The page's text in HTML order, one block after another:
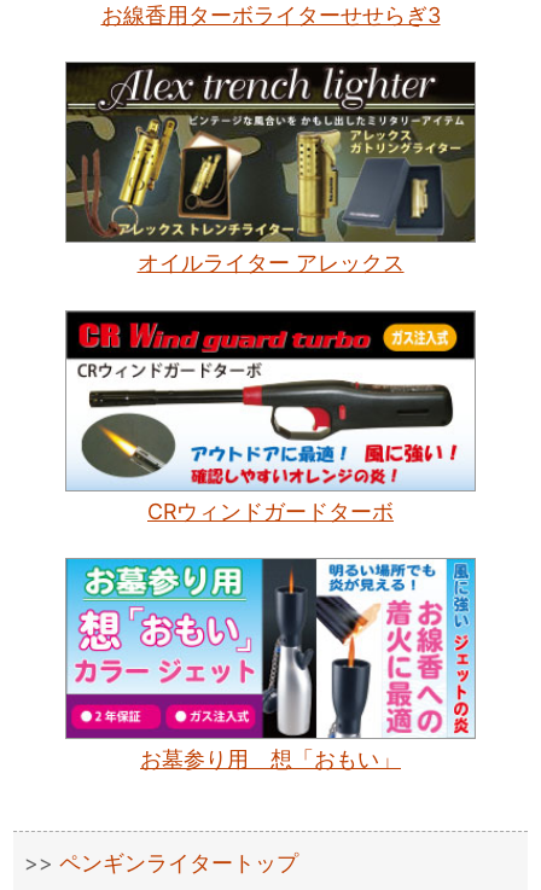
お線香用ターボライターせせらぎ3
オイルライター アレックス
CRウィンドガードターボ
お墓参り用 想「おもい」
ペンギンライタートップ